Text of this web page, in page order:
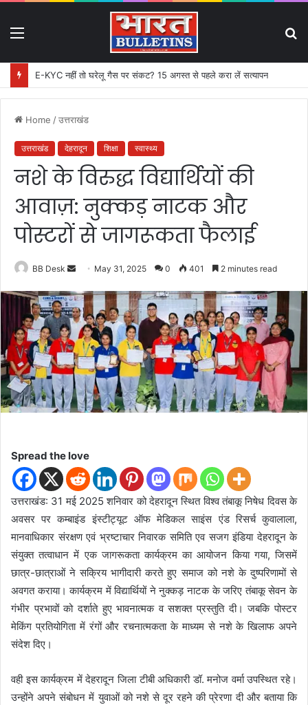
E-KYC नहीं तो घरेलू गैस पर संकट? 15 अगस्त से पहले करा लें सत्यापन
Home /उत्तराखंड
उत्तराखंड देहरादून शिक्षा स्वास्थ्य
नशे के विरुद्ध विद्यार्थियों की
आवाज़: नुक्कड़ नाटक और
पोस्टरों से जागरूकता फैलाई
BB Desk
n
d
a
n
e
m
a
May 31, 2025 0 401 2 minutes read
Spread the love
उत्तराखंड: 31 मई 2025 शनिवार को देहरादून स्थित विश्व तंबाकू निषेध दिवस के
अवसर पर कम्बाइंड इंस्टीट्यूट ऑफ मेडिकल साइंस एंड रिसर्च कुवालाला,
मानवाधिकार संरक्षण एवं भ्रष्टाचार निवारक समिति एव सजग इंडिया देहरादून के
संयुक्त तत्वाधान में एक जागरूकता कार्यक्रम का आयोजन किया गया, जिसमें
छात्र-छात्राओं ने सक्रिय भागीदारी करते हुए समाज को नशे के दुष्परिणामों से
अवगत कराया। कार्यक्रम में विद्यार्थियों ने नुक्कड़ नाटक के जरिए तंबाकू सेवन के
गंभीर प्रभावों को दर्शाते हुए भावनात्मक व सशक्त प्रस्तुति दी। जबकि पोस्टर
मेकिंग प्रतियोगिता में रंगों और रचनात्मकता के माध्यम से नशे के खिलाफ अपने
संदेश दिए।
वही इस कार्यक्रम में देहरादून जिला टीबी अधिकारी डॉ. मनोज वर्मा उपस्थित रहे।
उन्होंने अपने संबोधन में युवाओं को नशे से दूर रहने की प्रेरणा दी और बताया कि